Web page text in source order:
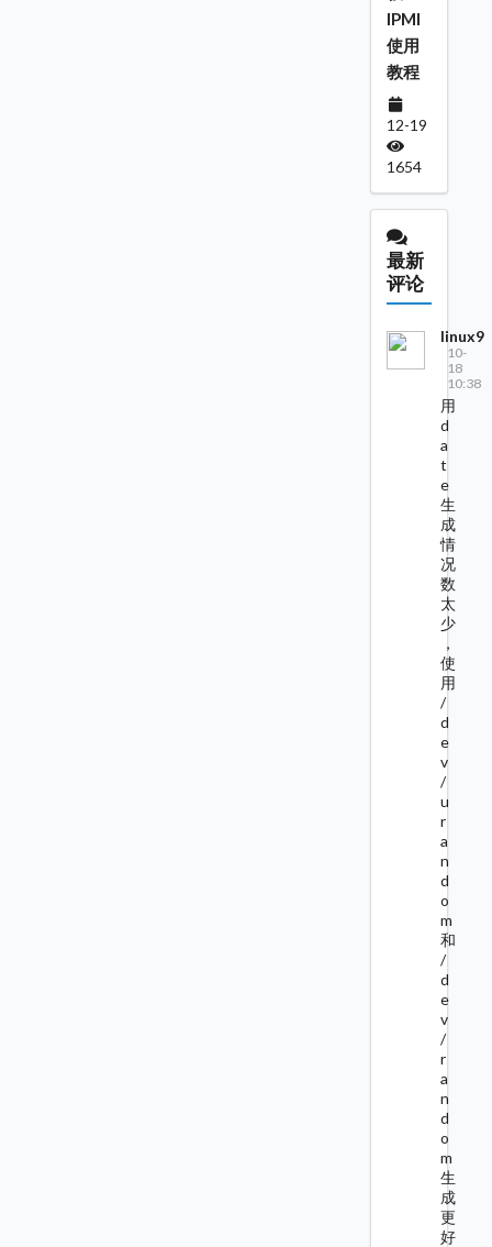
IPMI
使用
教程
12-19
1654
最新
评论
linux9
10-
18
10:38
用
d
a
t
e
生
成
情
况
数
太
少
，
使
用
/
d
e
v
/
u
r
a
n
d
o
m
和
/
d
e
v
/
r
a
n
d
o
m
生
成
更
好